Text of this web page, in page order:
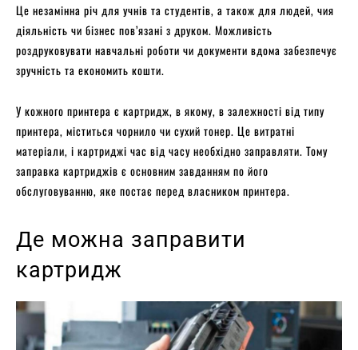
Це незамінна річ для учнів та студентів, а також для людей, чия
діяльність чи бізнес пов’язані з друком. Можливість
роздруковувати навчальні роботи чи документи вдома забезпечує
зручність та економить кошти.
У кожного принтера є картридж, в якому, в залежності від типу
принтера, міститься чорнило чи сухий тонер. Це витратні
матеріали, і картриджі час від часу необхідно заправляти. Тому
заправка картриджів є основним завданням по його
обслуговуванню, яке постає перед власником принтера.
Де можна заправити
картридж